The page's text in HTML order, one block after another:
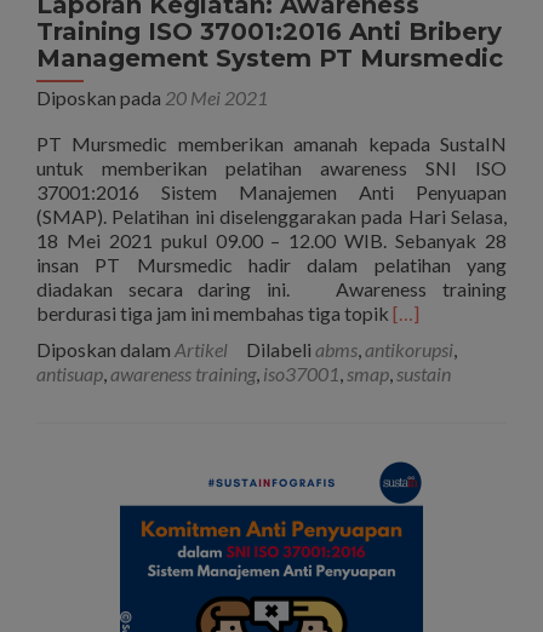
Training ISO 37001:2016 Anti Bribery
Management System PT Mursmedic
Diposkan pada 20 Mei 2021
PT Mursmedic memberikan amanah kepada SustaIN
untuk memberikan pelatihan awareness SNI ISO
37001:2016 Sistem Manajemen Anti Penyuapan
(SMAP). Pelatihan ini diselenggarakan pada Hari Selasa,
18 Mei 2021 pukul 09.00 – 12.00 WIB. Sebanyak 28
insan PT Mursmedic hadir dalam pelatihan yang
diadakan secara daring ini. Awareness training
berdurasi tiga jam ini membahas tiga topik Selengkapnya
Kegiatan:
Awareness
37001:2016
Anti
Bribery
Management
PT
[…]
Diposkan dalam Artikel Dilabeli abms,antikorupsi,
antisuap,awareness training, iso37001,smap,sustain